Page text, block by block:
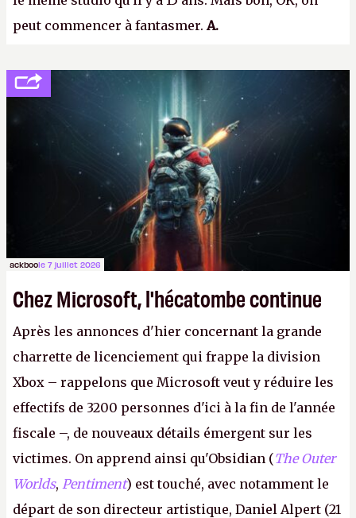
peut commencer à fantasmer.A.
ackboole 7 juillet 2026
Chez Microsoft, l'hécatombe continue
Après les annonces d'hier concernant la grande
charrette de licenciement qui frappe la division
Xbox – rappelons que Microsoft veut y réduire les
effectifs de 3200 personnes d'ici à la fin de l'année
fiscale –, de nouveaux détails émergent sur les
victimes. On apprend ainsi qu'Obsidian (The Outer
Worlds, Pentiment) est touché, avec notamment le
départ de son directeur artistique, Daniel Alpert (21